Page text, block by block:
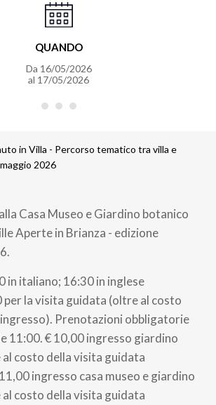
QUANDO
Da 16/05/2026
al 17/05/2026
in Villa - Percorso tematico tra villa e
2026
Casa Museo e Giardino botanico
Aperte in Brianza - edizione
in italiano; 16:30 in inglese
per la visita guidata (oltre al costo
Prenotazioni obbligatorie
11:00. € 10,00 ingresso giardino
costo della visita guidata
ingresso casa museo e giardino
costo della visita guidata